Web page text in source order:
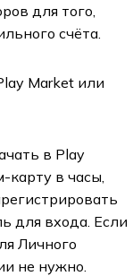
для того,
счёта.
Market или
в Play
карту в часы,
для входа. Если
Личного
не нужно.